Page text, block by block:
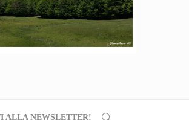
ALLA NEWSLETTER!